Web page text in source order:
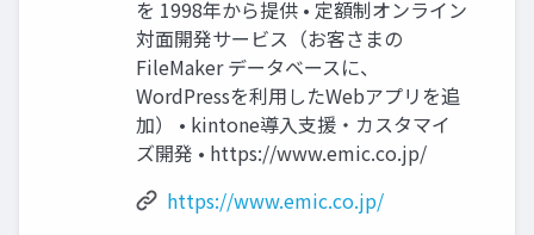
を 1998年から提供 • 定額制オンライン
対面開発サービス（お客さまの
FileMaker データベースに、
WordPressを利用したWebアプリを追
加） • kintone導入支援・カスタマイ
ズ開発 • https://www.emic.co.jp/
https://www.emic.co.jp/